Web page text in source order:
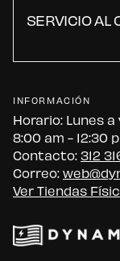
SERVICIO AL
INFORMACIÓN
Horario: Lunes
8:00 am - 12:30
Contacto:312
Correo:
Ver Tiendas